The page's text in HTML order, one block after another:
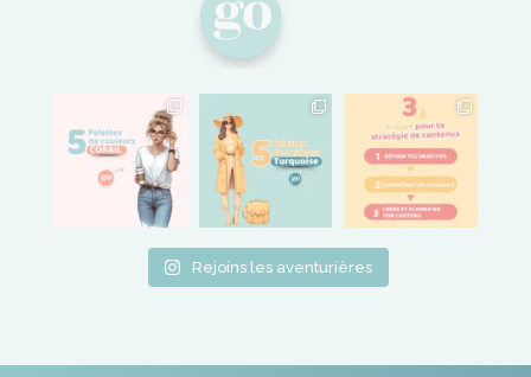
Rejoins les aventurières